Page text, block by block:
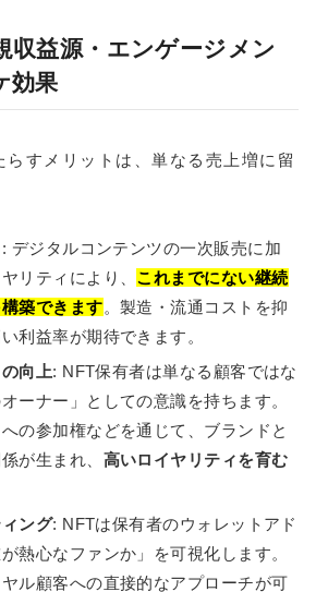
収益源・エンゲージメン
効果
すメリットは、単なる売上増に留
: デジタルコンテンツの一次販売に加
リティにより、 これまでにない継続
築できます。製造・流通コストを抑
利益率が期待できます。
向上: NFT保有者は単なる顧客ではな
ーナー」としての意識を持ちます。
の参加権などを通じて、ブランドと
が生まれ、 高いロイヤリティを育む
ング: NFTは保有者のウォレットアド
熱心なファンか」を可視化します。
ル顧客への直接的なアプローチが可